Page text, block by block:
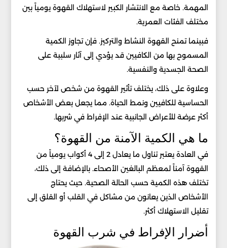
المهمة. خاصة مع الانتشار الكبير لاستهلاك القهوة يومياً بين
مختلف الفئات العمرية.
فبينما تمنح القهوة النشاط والتركيز. فإن تجاوز الكمية
المسموح بها من الكافيين قد يؤدي إلى آثار سلبية على
الصحة الجسدية والنفسية.
وعلاوة على ذلك، يختلف تأثير القهوة من شخص لآخر حسب
الحساسية للكافيين ونمط الحياة. مما يجعل بعض الأشخاص
أكثر عرضة للأعراض الجانبية عند الإفراط في شربها.
ما هي الكمية الآمنة من القهوة؟
في العادة يعتبر تناول ما يعادل 2 إلى 4 أكواب يومياً من
القهوة آمناً لمعظم البالغين الأصحاء. بالإضافة إلى ذلك،
تختلف هذه الكمية حسب الحالة الصحية. حيث يحتاج
الأشخاص الذين يعانون من مشاكل في القلب أو القلق إلى
تقليل الاستهلاك أكثر.
أضرار الإفراط في شرب القهوة